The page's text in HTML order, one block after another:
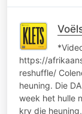
https://
reshuffle/
heuning. Die
week het hulle
kry die